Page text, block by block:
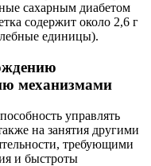
сахарным диабетом
содержит около 2,6 г
единицы).
механизмами
управлять
на занятия другими
требующими
и быстроты